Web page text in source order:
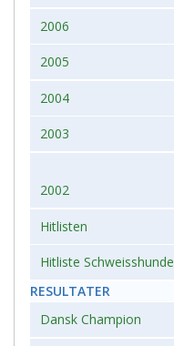
2006
2005
2004
2003
2002
Hitlisten
Hitliste Schweisshunde
RESULTATER
Dansk Champion